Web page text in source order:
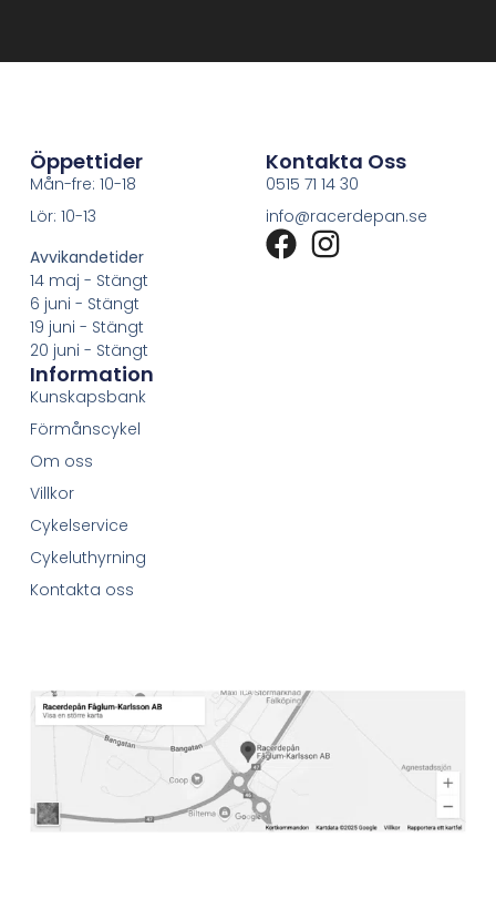
Öppettider
Mån-fre: 10-18
Lör: 10-13
Avvikandetider
14 maj - Stängt
6 juni - Stängt
19 juni - Stängt
20 juni - Stängt
Kontakta Oss
0515 71 14 30
info@racerdepan.se
Information
Kunskapsbank
Förmånscykel
Om oss
Villkor
Cykelservice
Cykeluthyrning
Kontakta oss